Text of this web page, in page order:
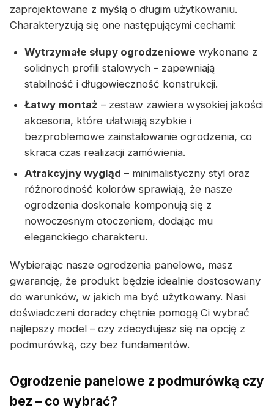
zaprojektowane z myślą o długim użytkowaniu.
Charakteryzują się one następującymi cechami:
Wytrzymałe słupy ogrodzeniowe wykonane z
solidnych profili stalowych – zapewniają
stabilność i długowieczność konstrukcji.
Łatwy montaż – zestaw zawiera wysokiej jakości
akcesoria, które ułatwiają szybkie i
bezproblemowe zainstalowanie ogrodzenia, co
skraca czas realizacji zamówienia.
Atrakcyjny wygląd – minimalistyczny styl oraz
różnorodność kolorów sprawiają, że nasze
ogrodzenia doskonale komponują się z
nowoczesnym otoczeniem, dodając mu
eleganckiego charakteru.
Wybierając nasze ogrodzenia panelowe, masz
gwarancję, że produkt będzie idealnie dostosowany
do warunków, w jakich ma być użytkowany. Nasi
doświadczeni doradcy chętnie pomogą Ci wybrać
najlepszy model – czy zdecydujesz się na opcję z
podmurówką, czy bez fundamentów.
Ogrodzenie panelowe z podmurówką czy
bez – co wybrać?